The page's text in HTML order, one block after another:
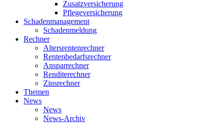
Zusatzversicherung
Pflegeversicherung
Schadenmanagement
Schadenmeldung
Rechner
Altersrentenrechner
Rentenbedarfsrechner
Ansparrechner
Renditerechner
Zinsrechner
Themen
News
News
News-Archiv